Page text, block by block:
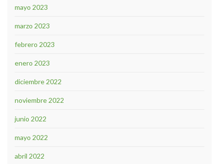
mayo 2023
marzo 2023
febrero 2023
enero 2023
diciembre 2022
noviembre 2022
junio 2022
mayo 2022
abril 2022